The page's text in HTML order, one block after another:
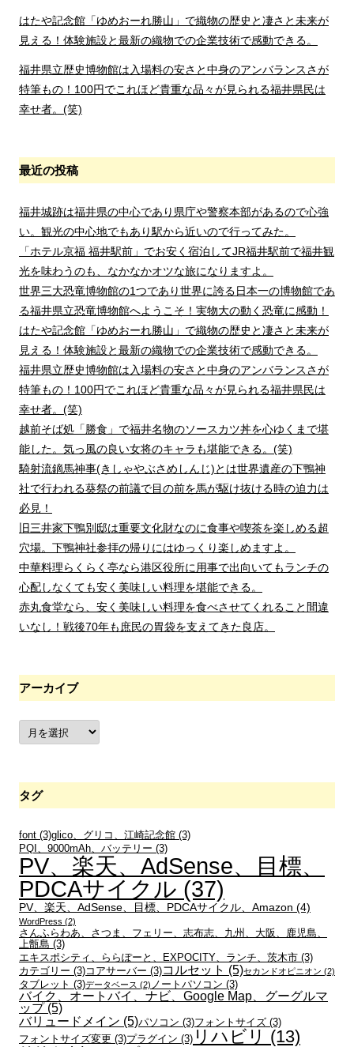
はたや記念館「ゆめおーれ勝山」で織物の歴史と凄さと未来が
見える！体験施設と最新の織物での企業技術で感動できる。
福井県立歴史博物館は入場料の安さと中身のアンバランスさが
特筆もの！100円でこれほど貴重な品々が見られる福井県民は
幸せ者。(笑)
最近の投稿
福井城跡は福井県の中心であり県庁や警察本部があるので心強
い。観光の中心地でもあり駅から近いので行ってみた。
「ホテル京福 福井駅前」でお安く宿泊してJR福井駅前で福井観
光を味わうのも、なかなかオツな旅になりますよ。
世界三大恐竜博物館の1つであり世界に誇る日本一の博物館であ
る福井県立恐竜博物館へようこそ！実物大の動く恐竜に感動！
はたや記念館「ゆめおーれ勝山」で織物の歴史と凄さと未来が
見える！体験施設と最新の織物での企業技術で感動できる。
福井県立歴史博物館は入場料の安さと中身のアンバランスさが
特筆もの！100円でこれほど貴重な品々が見られる福井県民は
幸せ者。(笑)
越前そば処「勝食」で福井名物のソースカツ丼を心ゆくまで堪
能した。気っ風の良い女将のキャラも堪能できる。(笑)
騎射流鏑馬神事(きしゃやぶさめしんじ)とは世界遺産の下鴨神
社で行われる葵祭の前議で目の前を馬が駆け抜ける時の迫力は
必見！
旧三井家下鴨別邸は重要文化財なのに食事や喫茶を楽しめる超
穴場。下鴨神社参拝の帰りにはゆっくり楽しめますよ。
中華料理らくらく亭なら港区役所に用事で出向いてもランチの
心配しなくても安く美味しい料理を堪能できる。
赤丸食堂なら、安く美味しい料理を食べさせてくれること間違
いなし！戦後70年も庶民の胃袋を支えてきた良店。
アーカイブ
ア
ー
ブ
タグ
font (3)glico、グリコ、江崎記念館 (3)
PQI、9000mAh、バッテリー (3)
PV、楽天、AdSense、目標、
PDCAサイクル (37)
PV、楽天、AdSense、目標、PDCAサイクル、Amazon (4)
WordPress (2)
さんふらわあ、さつま、フェリー、志布志、九州、大阪、鹿児島、
上甑島 (3)
エキスポシティ、ららぽーと、EXPOCITY、ランチ、茨木市 (3)
カテゴリー (3)コアサーバー (3)コルセット (5)セカンドオピニオン (2)
タブレット (3)データベース (2) ノートパソコン (3)
バイク、オートバイ、ナビ、Google Map、グーグルマ
ップ(5)
バリュードメイン (5)パソコン (3)フォントサイズ (3)
フォントサイズ変更 (3)プラグイン (3) リハビリ (13)